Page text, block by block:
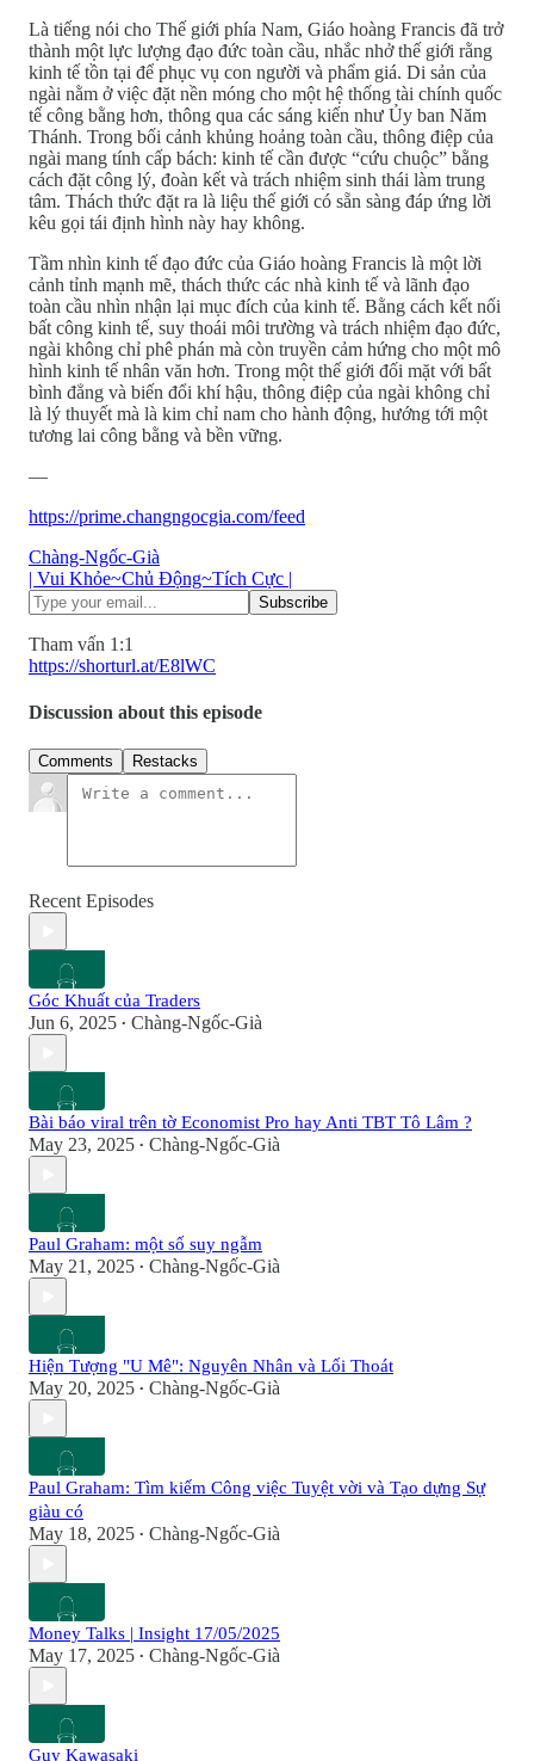
Là tiếng nói cho Thế giới phía Nam, Giáo hoàng Francis đã trở
thành một lực lượng đạo đức toàn cầu, nhắc nhở thế giới rằng
kinh tế tồn tại để phục vụ con người và phẩm giá. Di sản của
ngài nằm ở việc đặt nền móng cho một hệ thống tài chính quốc
tế công bằng hơn, thông qua các sáng kiến như Ủy ban Năm
Thánh. Trong bối cảnh khủng hoảng toàn cầu, thông điệp của
ngài mang tính cấp bách: kinh tế cần được “cứu chuộc” bằng
cách đặt công lý, đoàn kết và trách nhiệm sinh thái làm trung
tâm. Thách thức đặt ra là liệu thế giới có sẵn sàng đáp ứng lời
kêu gọi tái định hình này hay không.
Tầm nhìn kinh tế đạo đức của Giáo hoàng Francis là một lời
cảnh tỉnh mạnh mẽ, thách thức các nhà kinh tế và lãnh đạo
toàn cầu nhìn nhận lại mục đích của kinh tế. Bằng cách kết nối
bất công kinh tế, suy thoái môi trường và trách nhiệm đạo đức,
ngài không chỉ phê phán mà còn truyền cảm hứng cho một mô
hình kinh tế nhân văn hơn. Trong một thế giới đối mặt với bất
bình đẳng và biến đổi khí hậu, thông điệp của ngài không chỉ
là lý thuyết mà là kim chỉ nam cho hành động, hướng tới một
tương lai công bằng và bền vững.
—
https://prime.changngocgia.com/feed
Chàng-Ngốc-Già
| Vui Khỏe~Chủ Động~Tích Cực |
Tham vấn 1:1
https://shorturl.at/E8lWC
Discussion about this episode
Comments Restacks
Recent Episodes
Góc Khuất của Traders
Jun 6, 2025 • Chàng-Ngốc-Già
Bài báo viral trên tờ Economist Pro hay Anti TBT Tô Lâm ?
May 23, 2025 • Chàng-Ngốc-Già
Paul Graham: một số suy ngẫm
May 21, 2025 • Chàng-Ngốc-Già
Hiện Tượng "U Mê": Nguyên Nhân và Lối Thoát
May 20, 2025 • Chàng-Ngốc-Già
Paul Graham: Tìm kiếm Công việc Tuyệt vời và Tạo dựng Sự
giàu có
May 18, 2025 • Chàng-Ngốc-Già
Money Talks | Insight 17/05/2025
May 17, 2025 • Chàng-Ngốc-Già
Guy Kawasaki